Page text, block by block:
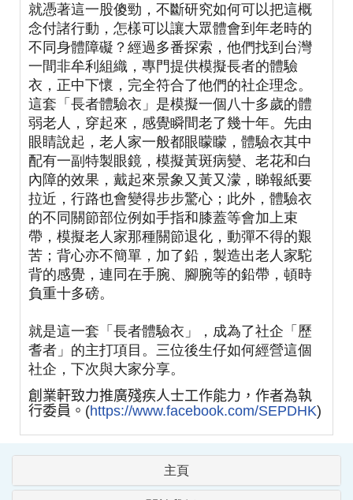
就憑著這一股傻勁，不斷研究如何可以把這概
念付諸行動，怎樣可以讓大眾體會到年老時的
不同身體障礙？經過多番探索，他們找到台灣
一間非牟利組織，專門提供模擬長者的體驗
衣，正中下懷，完全符合了他們的社企理念。
這套「長者體驗衣」是模擬一個八十多歲的體
弱老人，穿起來，感覺瞬間老了幾十年。先由
眼睛說起，老人家一般都眼矇矇，體驗衣其中
配有一副特製眼鏡，模擬黃斑病變、老花和白
內障的效果，戴起來景象又黃又濛，睇報紙要
拉近，行路也會變得步步驚心；此外，體驗衣
的不同關節部位例如手指和膝蓋等會加上束
帶，模擬老人家那種關節退化，動彈不得的艱
苦；背心亦不簡單，加了鉛，製造出老人家駝
背的感覺，連同在手腕、腳腕等的鉛帶，頓時
負重十多磅。
就是這一套「長者體驗衣」，成為了社企「歷
耆者」的主打項目。三位後生仔如何經營這個
社企，下次與大家分享。
創業軒致力推廣殘疾人士工作能力，作者為執
行委員。 (https://www.facebook.com/SEPDHK)
主頁